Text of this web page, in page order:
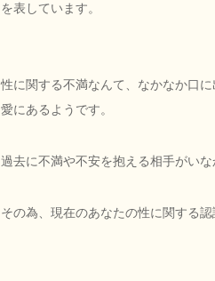
を表しています。
性に関する不満なんて、なかなか口
愛にあるようです。
過去に不満や不安を抱える相手がいな
その為、現在のあなたの性に関する